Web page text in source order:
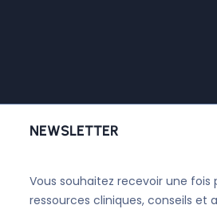
NEWSLETTER
Vous souhaitez recevoir une
ressources cliniques, conseils